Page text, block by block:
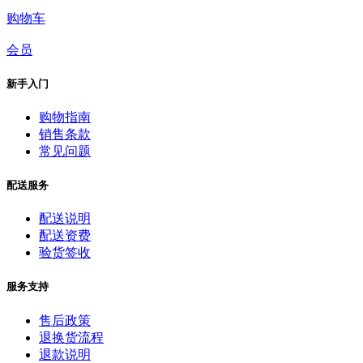
购物车
会员
新手入门
购物指南
销售条款
常见问题
配送服务
配送说明
配送资费
验货签收
服务支持
售后政策
退换货流程
退款说明